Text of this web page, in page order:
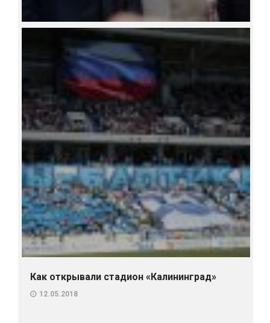
Как открывали стадион «Калининград»
12.05.2018